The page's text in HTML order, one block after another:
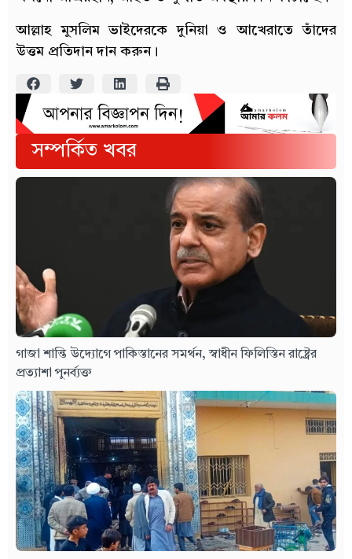
আল্লাহ মুসলিম ভাইদেরকে দুনিয়া ও আখেরাতে তাঁদের
উত্তম প্রতিদান দান করুন।
সম্পর্কিত খবর
গাজা শান্তি উদ্যোগে পাকিস্তানের সমর্থন, স্বাধীন ফিলিস্তিন রাষ্ট্রের
প্রত্যাশা পুনর্ব্যক্ত